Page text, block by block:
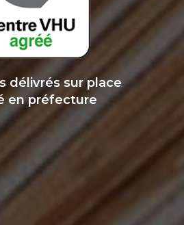
délivrés sur place
en préfecture